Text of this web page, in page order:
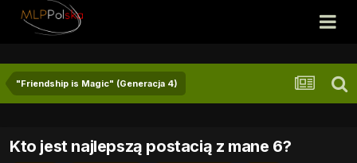
"Friendship is Magic" (Generacja 4)
Kto jest najlepszą postacią z mane 6?